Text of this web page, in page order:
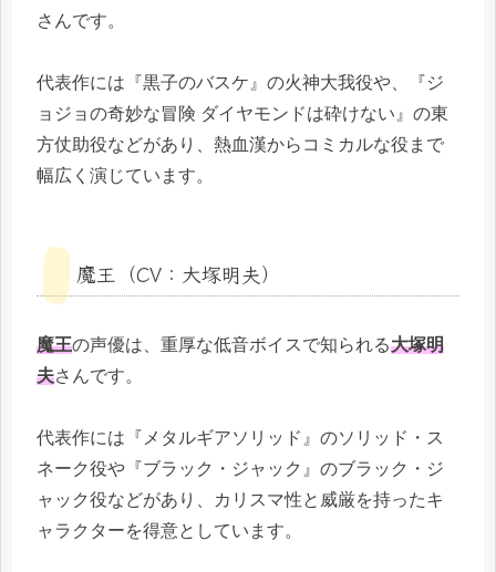
さんです。
代表作には『黒子のバスケ』の火神大我役や、『ジ
ョジョの奇妙な冒険 ダイヤモンドは砕けない』の東
方仗助役などがあり、熱血漢からコミカルな役まで
幅広く演じています。
魔王（CV：大塚明夫）
魔王の声優は、重厚な低音ボイスで知られる大塚明
夫さんです。
代表作には『メタルギアソリッド』のソリッド・ス
ネーク役や『ブラック・ジャック』のブラック・ジ
ャック役などがあり、カリスマ性と威厳を持ったキ
ャラクターを得意としています。